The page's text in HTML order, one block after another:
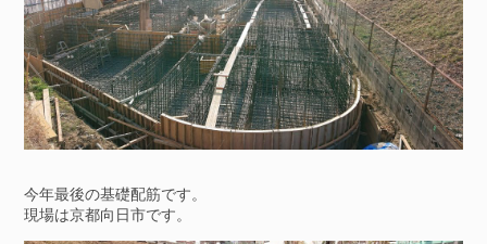
今年最後の基礎配筋です。
現場は京都向日市です。